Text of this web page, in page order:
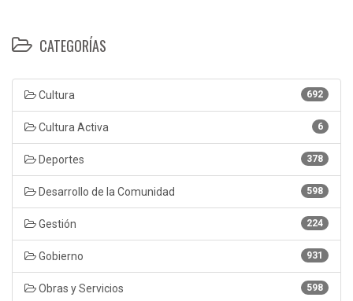
CATEGORÍAS
692
Cultura
6
Cultura Activa
378
Deportes
598
Desarrollo de la Comunidad
224
Gestión
931
Gobierno
598
Obras y Servicios